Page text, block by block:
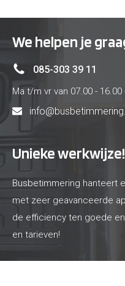
We helpen je
085-303 39 11
Ma t/m vr van 07.00 - 16.00
Unieke werkwijze!
Busbetimmering hanteert
met zeer geavanceerde
de efficiency ten goede
en tarieven!